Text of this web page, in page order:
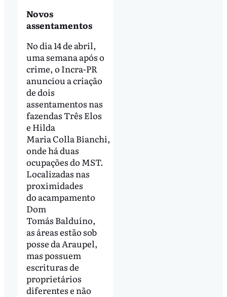
Novos
assentamentos
No dia 14 de abril,
uma semana após o
crime, o Incra-PR
anunciou a criação
de dois
assentamentos nas
fazendas Três Elos
e Hilda
Maria Colla Bianchi,
onde há duas
ocupações do MST.
Localizadas nas
proximidades
do acampamento
Dom
Tomás Balduíno,
as áreas estão sob
posse da Araupel,
mas possuem
escrituras de
proprietários
diferentes e não